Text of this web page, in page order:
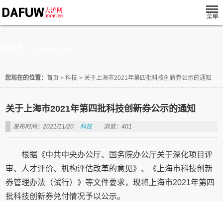
您现在的位置： 首页 > 科技 > 关于上海市2021年第四批科技创新券公示的通知
关于上海市2021年第四批科技创新券公示的通知
发布时间：2021/11/20 科技 浏览：401
根据《中共中央办公厅、国务院办公厅关于深化项目评
审、人才评价、机构评估改革的意见》、《上海市科技创新
券管理办法（试行）》等文件要求，现将上海市2021年第四
批科技创新券兑付情况予以公示。